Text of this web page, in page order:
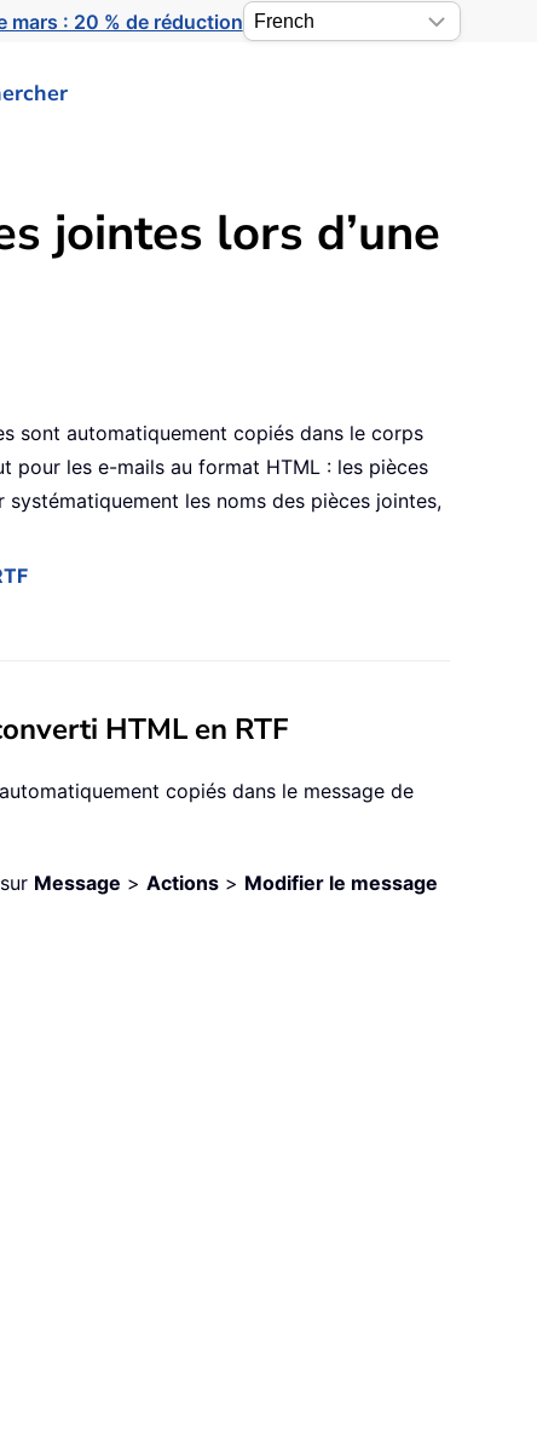
mars : 20 % de réduction
jointes lors d’une
sont automatiquement copiés dans le corps
pour les e-mails au format HTML : les pièces
les noms des pièces jointes,
HTML en RTF
copiés dans le message de
Message > Actions > Modifier le message